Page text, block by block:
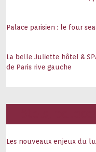
Palace parisien : le four
La belle Juliette hôtel &
de Paris rive gauche
Les nouveaux enjeux du